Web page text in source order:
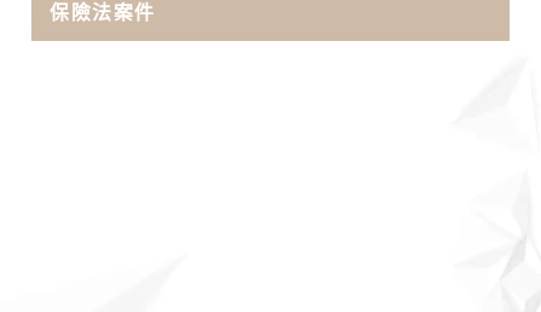
保險法案件